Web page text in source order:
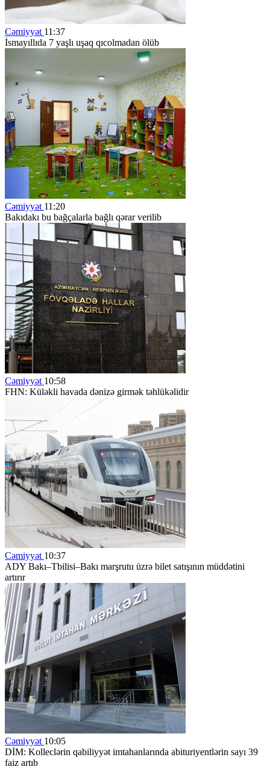
Cəmiyyət 11:37
İsmayıllıda 7 yaşlı uşaq qıcolmadan ölüb
Cəmiyyət 11:20
Bakıdakı bu bağçalarla bağlı qərar verilib
Cəmiyyət 10:58
FHN: Küləkli havada dənizə girmək təhlükəlidir
Cəmiyyət 10:37
ADY Bakı–Tbilisi–Bakı marşrutu üzrə bilet satışının müddətini
artırır
Cəmiyyət 10:05
DİM: Kolleclərin qabiliyyət imtahanlarında abituriyentlərin sayı 39
faiz artıb